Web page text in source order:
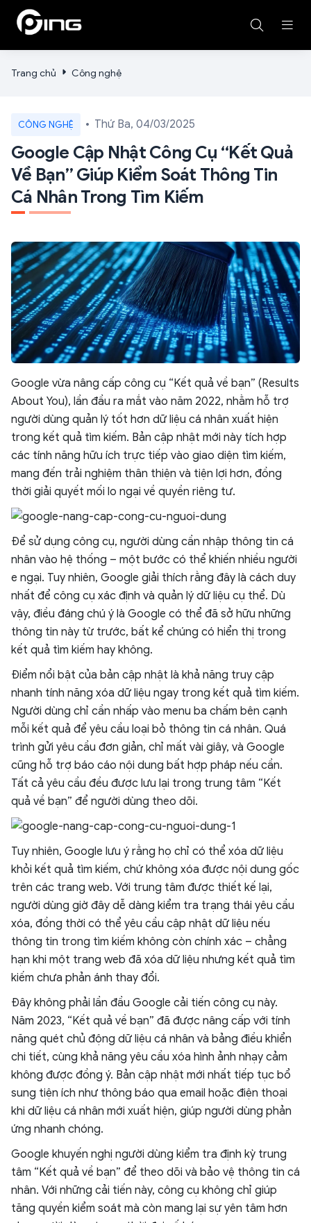
Trang chủ Công nghệ
CÔNG NGHỆ Thứ Ba, 04/03/2025
Google Cập Nhật Công Cụ “Kết Quả
Về Bạn” Giúp Kiểm Soát Thông Tin
Cá Nhân Trong Tìm Kiếm
Google vừa nâng cấp công cụ “Kết quả về bạn” (Results
About You), lần đầu ra mắt vào năm 2022, nhằm hỗ trợ
người dùng quản lý tốt hơn dữ liệu cá nhân xuất hiện
trong kết quả tìm kiếm. Bản cập nhật mới này tích hợp
các tính năng hữu ích trực tiếp vào giao diện tìm kiếm,
mang đến trải nghiệm thân thiện và tiện lợi hơn, đồng
thời giải quyết mối lo ngại về quyền riêng tư.
Để sử dụng công cụ, người dùng cần nhập thông tin cá
nhân vào hệ thống – một bước có thể khiến nhiều người
e ngại. Tuy nhiên, Google giải thích rằng đây là cách duy
nhất để công cụ xác định và quản lý dữ liệu cụ thể. Dù
vậy, điều đáng chú ý là Google có thể đã sở hữu những
thông tin này từ trước, bất kể chúng có hiển thị trong
kết quả tìm kiếm hay không.
Điểm nổi bật của bản cập nhật là khả năng truy cập
nhanh tính năng xóa dữ liệu ngay trong kết quả tìm kiếm.
Người dùng chỉ cần nhấp vào menu ba chấm bên cạnh
mỗi kết quả để yêu cầu loại bỏ thông tin cá nhân. Quá
trình gửi yêu cầu đơn giản, chỉ mất vài giây, và Google
cũng hỗ trợ báo cáo nội dung bất hợp pháp nếu cần.
Tất cả yêu cầu đều được lưu lại trong trung tâm “Kết
quả về bạn” để người dùng theo dõi.
Tuy nhiên, Google lưu ý rằng họ chỉ có thể xóa dữ liệu
khỏi kết quả tìm kiếm, chứ không xóa được nội dung gốc
trên các trang web. Với trung tâm được thiết kế lại,
người dùng giờ đây dễ dàng kiểm tra trạng thái yêu cầu
xóa, đồng thời có thể yêu cầu cập nhật dữ liệu nếu
thông tin trong tìm kiếm không còn chính xác – chẳng
hạn khi một trang web đã xóa dữ liệu nhưng kết quả tìm
kiếm chưa phản ánh thay đổi.
Đây không phải lần đầu Google cải tiến công cụ này.
Năm 2023, “Kết quả về bạn” đã được nâng cấp với tính
năng quét chủ động dữ liệu cá nhân và bảng điều khiển
chi tiết, cùng khả năng yêu cầu xóa hình ảnh nhạy cảm
không được đồng ý. Bản cập nhật mới nhất tiếp tục bổ
sung tiện ích như thông báo qua email hoặc điện thoại
khi dữ liệu cá nhân mới xuất hiện, giúp người dùng phản
ứng nhanh chóng.
Google khuyến nghị người dùng kiểm tra định kỳ trung
tâm “Kết quả về bạn” để theo dõi và bảo vệ thông tin cá
nhân. Với những cải tiến này, công cụ không chỉ giúp
tăng quyền kiểm soát mà còn mang lại sự yên tâm hơn